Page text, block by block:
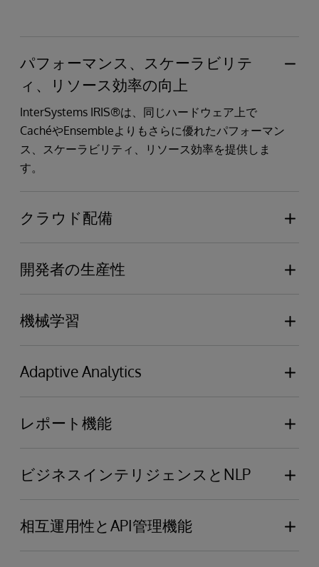
パフォーマンス、スケーラビリテ
ィ、リソース効率の向上
InterSystems IRIS®は、同じハードウェア上で
CachéやEnsembleよりもさらに優れたパフォーマン
ス、スケーラビリティ、リソース効率を提供しま
す。
クラウド配備
InterSystems IRISを使えば、AWS、GCP、Azure、
TenCentなどのパブリック・クラウド、プライベー
す。
開発者の生産性
InterSystems IRIS は、VS Code IDE をサポートし、
Python (サーバサイドとクライアントサイドの両
産性を向上させます。 InterSystems IRIS のすべて
のスキルで洗練された InterSystems IRIS アプリケ
ーションを開発および保守することができます。
機械学習
IntegratedML®は、InterSystems IRISの新機能で、
SQL開発者がわずかなSQLライクなコマンドで機械
学習モデルを簡単に開発することができます。 機械
シームレスに組み込み、イベントやトランザクショ
なアプリケーションに変えることができます。
Adaptive Analytics
当社の新しいAdaptive Analytics機能は、
InterSystems IRISと一般的なビジネス・インテリジ
を提供し、データ・スチュワードやビジネス・ユー
レポート機能
当社の新しい埋め込みレポートは、カスタマイズ可
能でピクセル単位の完璧なレポート、および配信機
ビジネスインテリジェンスとNLP
ビジネス・インテリジェンスと自然言語処理の機能
が拡張され、InterSystems IRISに搭載されていま
相互運用性とAPI管理機能
InterSystems IRISには、Ensembleの既存の機能に